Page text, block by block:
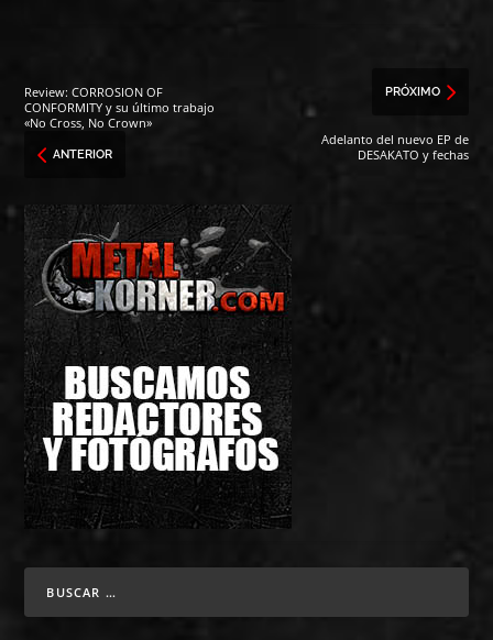
Review: CORROSION OF
CONFORMITY y su último trabajo
«No Cross, No Crown»
ANTERIOR
PRÓXIMO
Adelanto del nuevo EP de
DESAKATO y fechas